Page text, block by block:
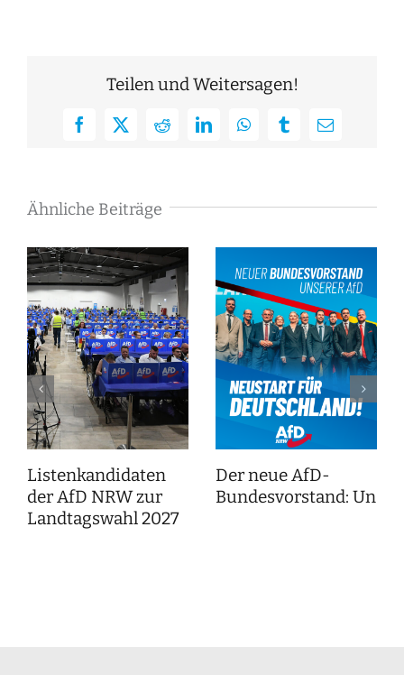
Teilen und Weitersagen!
Facebook
X RedditLinkedInWhatsAppTumblrE-
Ähnliche Beiträge
Listenkandidaten
der AfD NRW zur
Landtagswahl 2027
Der neue AfD-
Bundesvorstand: